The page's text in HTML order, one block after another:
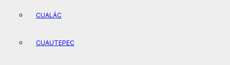
CUALÁC
CUAUTEPEC